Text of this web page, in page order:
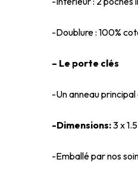
-Doublure : 100%
– Le porte clés
-Un anneau
-Dimensions:3 x
-Emballé par nos